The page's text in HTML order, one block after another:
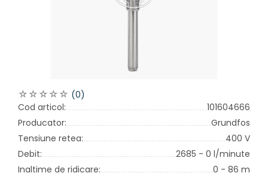
(0)
Cod articol:
101604666
Producator:
Grundfos
Tensiune retea:
400 V
Debit:
2685 - 0 l/minute
Inaltime de ridicare:
0 - 86 m